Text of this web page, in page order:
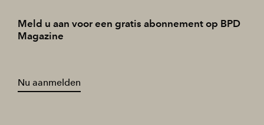
Meld u aan voor een gratis abonnement op BPD
Magazine
Nu aanmelden